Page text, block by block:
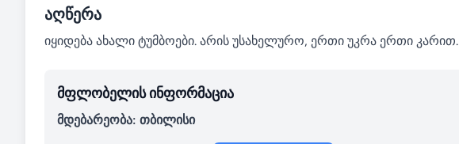
აღწერა
იყიდება ახალი ტუმბოები. არის უსახელურო, ერთი უკრა ერთი კარით.
მფლობელის ინფორმაცია
მდებარეობა: თბილისი